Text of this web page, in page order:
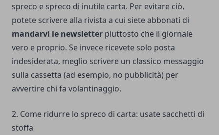
spreco e spreco di inutile carta. Per evitare ciò,
potete scrivere alla rivista a cui siete abbonati di
mandarvi le newsletter piuttosto che il giornale
vero e proprio. Se invece ricevete solo posta
indesiderata, meglio scrivere un classico messaggio
sulla cassetta (ad esempio, no pubblicità) per
avvertire chi fa volantinaggio.
2. Come ridurre lo spreco di carta: usate sacchetti di
stoffa